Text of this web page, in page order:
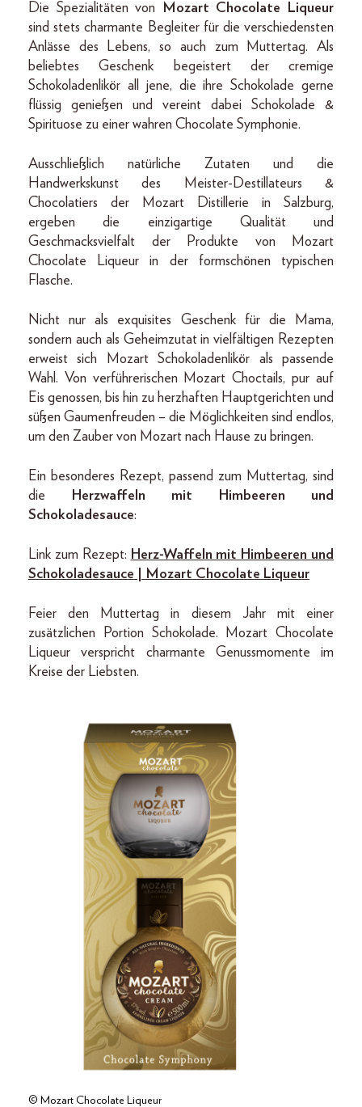
Die Spezialitäten von
Mozart Chocolate Liqueur
sind stets charmante Begleiter für die verschiedensten
Anlässe des Lebens, so auch zum Muttertag. Als
beliebtes Geschenk begeistert der cremige
Schokoladenlikör all jene, die ihre Schokolade gerne
flüssig genießen und vereint dabei Schokolade &
Spirituose zu einer wahren Chocolate Symphonie.
Ausschließlich natürliche Zutaten und die
Handwerkskunst des Meister-Destillateurs &
Chocolatiers der Mozart Distillerie in Salzburg,
ergeben die einzigartige Qualität und
Geschmacksvielfalt der Produkte von Mozart
Chocolate Liqueur in der formschönen typischen
Flasche.
Nicht nur als exquisites Geschenk für die Mama,
sondern auch als Geheimzutat in vielfältigen Rezepten
erweist sich Mozart Schokoladenlikör als passende
Wahl. Von verführerischen Mozart Choctails, pur auf
Eis genossen, bis hin zu herzhaften Hauptgerichten und
süßen Gaumenfreuden – die Möglichkeiten sind endlos,
um den Zauber von Mozart nach Hause zu bringen.
Ein besonderes Rezept, passend zum Muttertag, sind
die
Herzwaffeln mit Himbeeren und
Schokoladesauce:
Link zum Rezept: Herz-Waffeln mit Himbeeren und
Schokoladesauce | Mozart Chocolate Liqueur
Feier den Muttertag in diesem Jahr mit einer
zusätzlichen Portion Schokolade. Mozart Chocolate
Liqueur verspricht charmante Genussmomente im
Kreise der Liebsten.
© Mozart Chocolate Liqueur